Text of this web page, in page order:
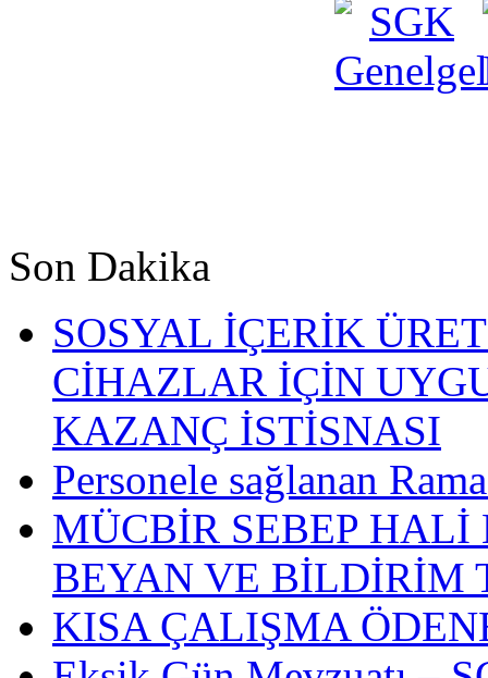
Son Dakika
SOSYAL İÇERİK
CİHAZLAR İÇİN
KAZANÇ İSTİSNASI
Personele sağlanan
MÜCBİR SEBEP
BEYAN VE BİLDİRİM
KISA ÇALIŞMA